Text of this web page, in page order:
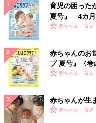
育児の困った
夏号』 4カ月
いっぱい！
赤ちゃん・育児
赤ちゃんのお
ブ 夏号』〈
く！ おっぱい
赤ちゃん・育児
赤ちゃんが生
赤ちゃん・育児